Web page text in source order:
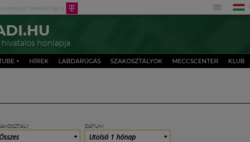
hivatalos honlapja
+ HÍREK LABDARÚGÁS SZAKOSZTÁLYOK MECCSCENTER KLUB
Összes
DÁTUM
Utolsó 1 hónap